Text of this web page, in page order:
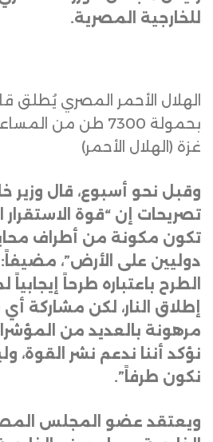
للخارجية المصرية.
بحمولة 7300 طن من
غزة (الهلال الأحمر)
وقبل نحو أسبوع، قال وزير
تصريحات إن “قوة الاستقرار
تكون مكونة من أطراف
دوليين على الأرض”، مضيفاً:
الطرح باعتباره طرحاً
إطلاق النار، لكن مشاركة
مرهونة بالعديد من
نؤكد أننا ندعم نشر القوة،
نكون طرفاً”.
ويعتقد عضو المجلس